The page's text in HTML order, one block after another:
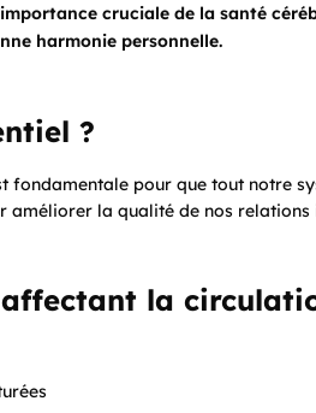
cruciale de la santé
harmonie personnelle.
?
fondamentale pour que tout notre
améliorer la qualité de nos
la